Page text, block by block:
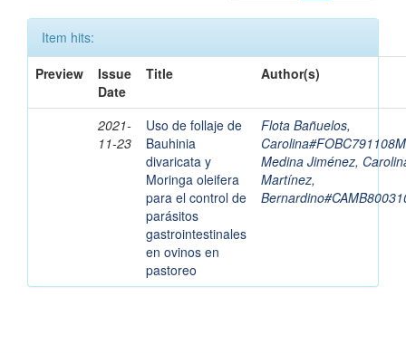
Item hits:
Preview
Issue
Date
Title Author(s)
2021-
11-23
Uso de follaje de
Bauhinia
divaricata y
Moringa oleifera
para el control de
parásitos
gastrointestinales
en ovinos en
pastoreo
Flota Bañuelos,
Medina Jiménez,
Martínez,